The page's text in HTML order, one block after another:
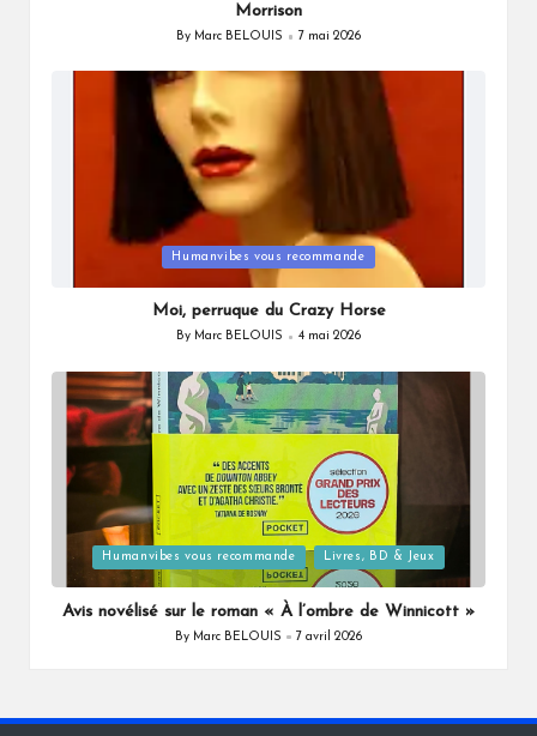
Morrison
Posted
By Marc BELOUIS 7 mai 2026
Humanvibes vous recommande
Moi, perruque du Crazy Horse
Posted
By Marc BELOUIS 4 mai 2026
Posted
in
Humanvibes vous recommande Livres, BD & Jeux
Avis novélisé sur le roman « À l’ombre de Winnicott »
Posted
By Marc BELOUIS 7 avril 2026